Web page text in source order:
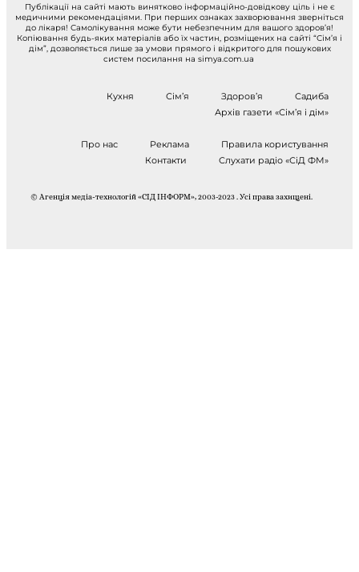
Публікації на сайті мають винятково інформаційно-довідкову ціль і не є
медичними рекомендаціями. При перших ознаках захворювання зверніться
до лікаря! Самолікування може бути небезпечним для вашого здоров’я!
Копіювання будь-яких матеріалів або їх частин, розміщених на сайті “Сім’я і
дім”, дозволяється лише за умови прямого і відкритого для пошукових
систем посилання на simya.com.ua
Кухня Сім’я Здоров’я
Садиба
Архів газети «Сім’я і дім»
Про нас Реклама
Правила користування
Контакти
Слухати радіо «СіД ФМ»
© Агенція медіа-технологій «СІД ІНФОРМ», 2003-2023 . Усі права захищені.